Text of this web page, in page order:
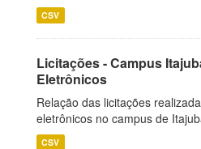
CSV
Licitações - Campus
Eletrônicos
Relação das licitações
eletrônicos no campus de
CSV